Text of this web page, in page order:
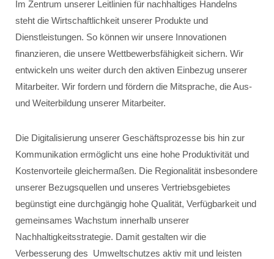
Im Zentrum unserer Leitlinien für nachhaltiges Handelns
steht die Wirtschaftlichkeit unserer Produkte und
Dienstleistungen. So können wir unsere Innovationen
finanzieren, die unsere Wettbewerbsfähigkeit sichern. Wir
entwickeln uns weiter durch den aktiven Einbezug unserer
Mitarbeiter. Wir fordern und fördern die Mitsprache, die Aus-
und Weiterbildung unserer Mitarbeiter.
Die Digitalisierung unserer Geschäftsprozesse bis hin zur
Kommunikation ermöglicht uns eine hohe Produktivität und
Kostenvorteile gleichermaßen. Die Regionalität insbesondere
unserer Bezugsquellen und unseres Vertriebsgebietes
begünstigt eine durchgängig hohe Qualität, Verfügbarkeit und
gemeinsames Wachstum innerhalb unserer
Nachhaltigkeitsstrategie. Damit gestalten wir die
Verbesserung des Umweltschutzes aktiv mit und leisten